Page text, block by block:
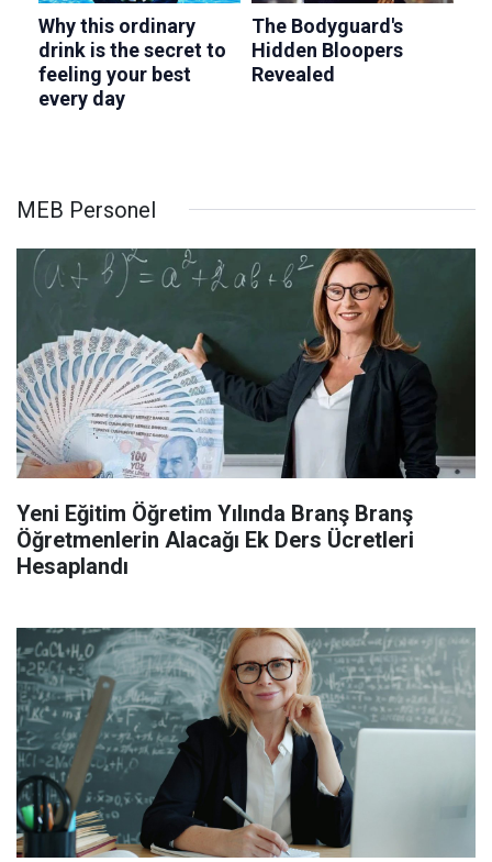
MEB Personel
Yeni Eğitim Öğretim Yılında Branş Branş
Öğretmenlerin Alacağı Ek Ders Ücretleri
Hesaplandı